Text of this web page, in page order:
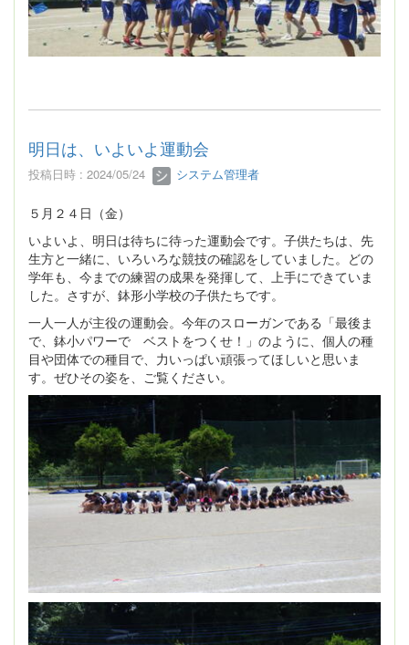
明日は、いよいよ運動会
投稿日時 : 2024/05/24 システム管理者
５月２４日（金）
いよいよ、明日は待ちに待った運動会です。子供たちは、先
生方と一緒に、いろいろな競技の確認をしていました。どの
学年も、今までの練習の成果を発揮して、上手にできていま
した。さすが、鉢形小学校の子供たちです。
一人一人が主役の運動会。今年のスローガンである「最後ま
で、鉢小パワーで ベストをつくせ！」のように、個人の種
目や団体での種目で、力いっぱい頑張ってほしいと思いま
す。ぜひその姿を、ご覧ください。